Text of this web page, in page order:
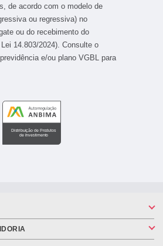
de acordo com o modelo de
ou regressiva) no
ou do recebimento do
14.803/2024). Consulte o
e/ou plano VGBL para